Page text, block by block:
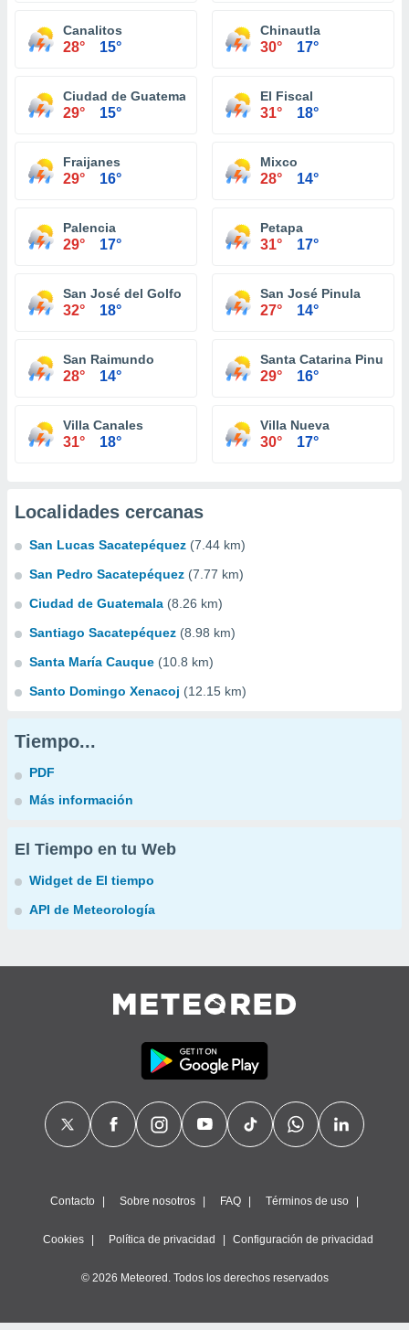
Canalitos
28° 15°
Chinautla
30° 17°
Ciudad de Guatemala
29° 15°
El Fiscal
31° 18°
Fraijanes
29° 16°
Mixco
28° 14°
Palencia
29° 17°
Petapa
31° 17°
San José del Golfo
32° 18°
San José Pinula
27° 14°
San Raimundo
28° 14°
Santa Catarina Pinula
29° 16°
Villa Canales
31° 18°
Villa Nueva
30° 17°
Localidades cercanas
San Lucas Sacatepéquez (7.44 km)
San Pedro Sacatepéquez (7.77 km)
Ciudad de Guatemala (8.26 km)
Santiago Sacatepéquez (8.98 km)
Santa María Cauque (10.8 km)
Santo Domingo Xenacoj (12.15 km)
Tiempo...
PDF
Más información
El Tiempo en tu Web
Widget de El tiempo
API de Meteorología
Contacto Sobre nosotros FAQ Términos de uso
Cookies Política de privacidad Configuración de privacidad
© 2026 Meteored. Todos los derechos reservados